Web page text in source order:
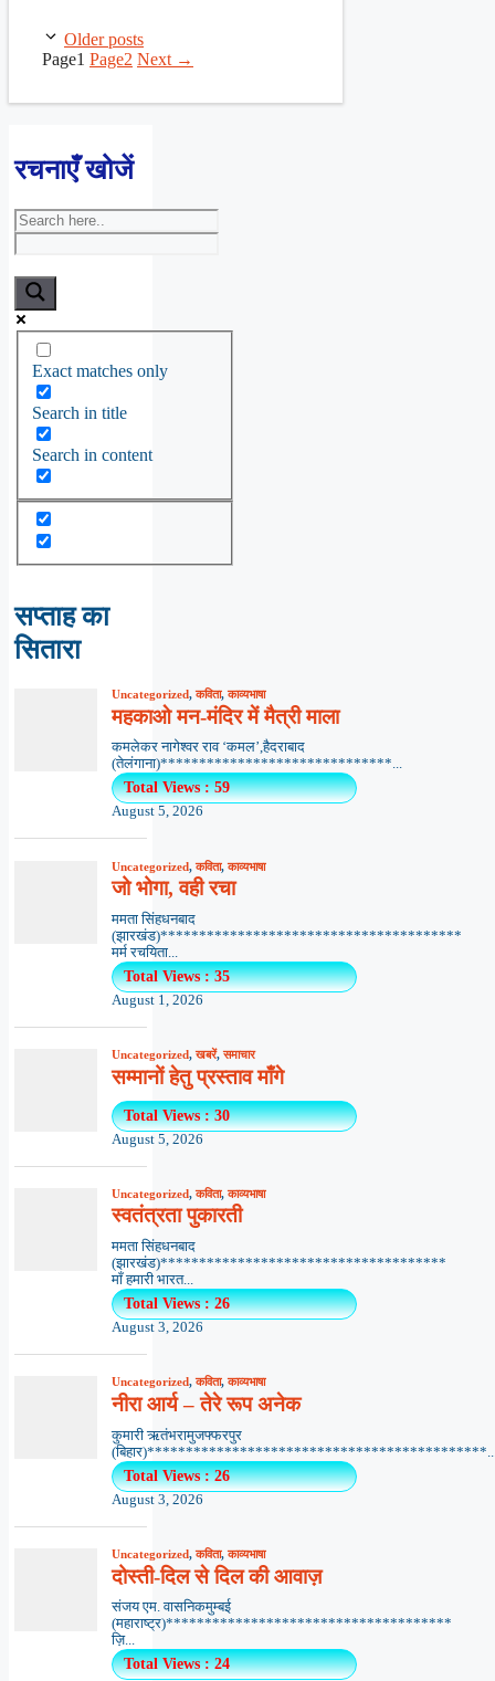
Older posts
Page1 Page2 Next →
रचनाएँ खोजें
Exact matches only
Search in title
Search in content
सप्ताह का
सितारा
Uncategorized,कविता,काव्यभाषा
महकाओ मन-मंदिर में मैत्री माला
कमलेकर नागेश्वर राव ‘कमल’,हैदराबाद
(तेलंगाना)******************************...
Total Views : 59
August 5, 2026
Uncategorized,कविता,काव्यभाषा
जो भोगा, वही रचा
ममता सिंहधनबाद
(झारखंड)***************************************
मर्म रचयिता...
Total Views : 35
August 1, 2026
Uncategorized,खबरें,समाचार
सम्मानों हेतु प्रस्ताव माँगे
Total Views : 30
August 5, 2026
Uncategorized,कविता,काव्यभाषा
स्वतंत्रता पुकारती
ममता सिंहधनबाद
(झारखंड)*************************************
माँ हमारी भारत...
Total Views : 26
August 3, 2026
Uncategorized,कविता,काव्यभाषा
नीरा आर्य – तेरे रूप अनेक
कुमारी ऋतंभरामुजफ्फरपुर
Total Views : 26
August 3, 2026
Uncategorized,कविता,काव्यभाषा
दोस्ती-दिल से दिल की आवाज़
संजय एम. वासनिकमुम्बई
(महाराष्ट्र)*************************************
ज़ि...
Total Views : 24